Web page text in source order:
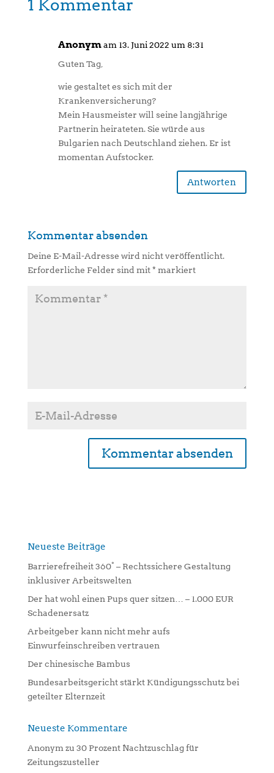
1 Kommentar
Anonym am 13. Juni 2022 um 8:31
Guten Tag,
wie gestaltet es sich mit der
Krankenversicherung?
Mein Hausmeister will seine langjährige
Partnerin heirateten. Sie würde aus
Bulgarien nach Deutschland ziehen. Er ist
momentan Aufstocker.
Antworten
Kommentar absenden
Deine E-Mail-Adresse wird nicht veröffentlicht.
Erforderliche Felder sind mit* markiert
n
t
v
e
:
Neueste Beiträge
Barrierefreiheit 360° – Rechtssichere Gestaltung
inklusiver Arbeitswelten
Der hat wohl einen Pups quer sitzen… – 1.000 EUR
Schadenersatz
Arbeitgeber kann nicht mehr aufs
Einwurfeinschreiben vertrauen
Der chinesische Bambus
Bundesarbeitsgericht stärkt Kündigungsschutz bei
geteilter Elternzeit
Neueste Kommentare
Anonymzu 30 Prozent Nachtzuschlag für
Zeitungszusteller